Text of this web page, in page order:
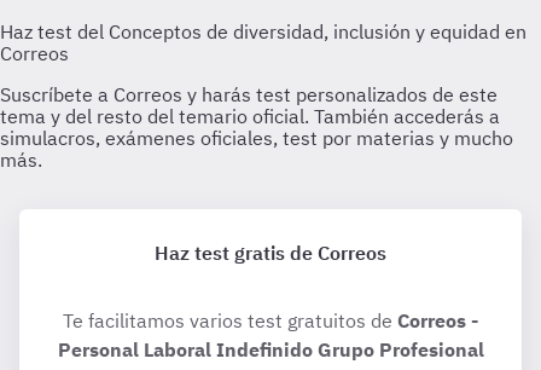
Haz test gratis de Correos
Te facilitamos varios test gratuitos de Correos -
Personal Laboral Indefinido Grupo Profesional